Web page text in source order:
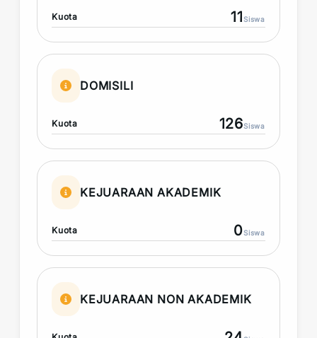
Kuota 11Siswa
DOMISILI
Kuota 126Siswa
KEJUARAAN AKADEMIK
Kuota 0Siswa
KEJUARAAN NON AKADEMIK